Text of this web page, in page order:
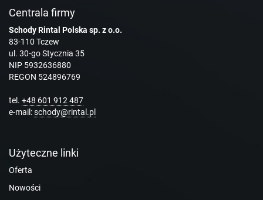
Centrala firmy
Schody Rintal Polska sp. z o.o.
83-110 Tczew
ul. 30-go Stycznia 35
NIP 5932636880
REGON 524896769
tel. +48 601 912 487
e-mail:schody@rintal.pl
Użyteczne linki
Oferta
Nowości